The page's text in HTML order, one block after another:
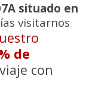
situado en
visitarnos
de
con